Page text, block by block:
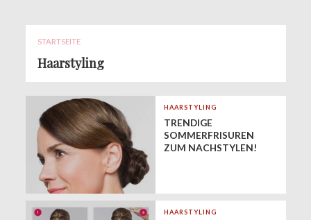
STARTSEITE
Haarstyling
HAARSTYLING
TRENDIGE
SOMMERFRISUREN
ZUM NACHSTYLEN!
HAARSTYLING